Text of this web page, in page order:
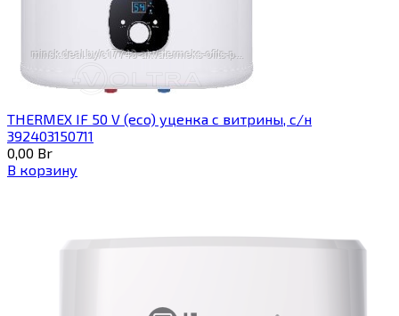
THERMEX IF 50 V (eco) уценка c витрины, с/н
392403150711
0,00 Br
В корзину